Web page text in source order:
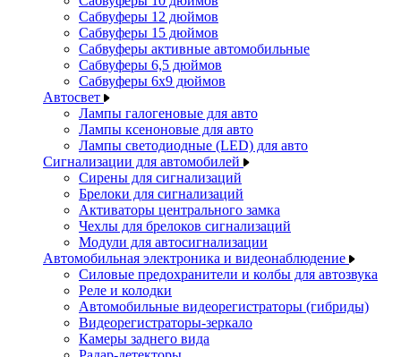
Сабвуферы 12 дюймов
Сабвуферы 15 дюймов
Сабвуферы активные автомобильные
Сабвуферы 6,5 дюймов
Сабвуферы 6x9 дюймов
Автосвет
Лампы галогеновые для авто
Лампы ксеноновые для авто
Лампы светодиодные (LED) для авто
Сигнализации для автомобилей
Сирены для сигнализаций
Брелоки для сигнализаций
Активаторы центрального замка
Чехлы для брелоков сигнализаций
Модули для автосигнализации
Автомобильная электроника и видеонаблюдение
Силовые предохранители и колбы для автозвука
Реле и колодки
Автомобильные видеорегистраторы (гибриды)
Видеорегистраторы-зеркало
Камеры заднего вида